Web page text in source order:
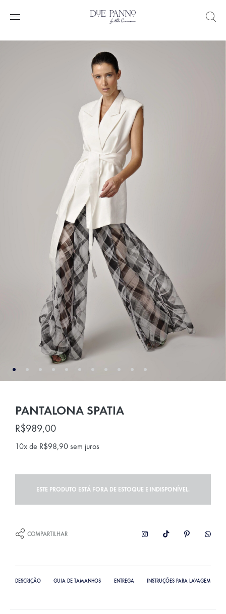
PANTALONA SPATIA
R$989,00
10x de R$98,90 sem juros
ESTE PRODUTO ESTÁ FORA DE ESTOQUE E INDISPONÍVEL.
COMPARTILHAR
DESCRIÇÃO GUIA DE TAMANHOS ENTREGA INSTRUÇÕES PARA LAVAGEM